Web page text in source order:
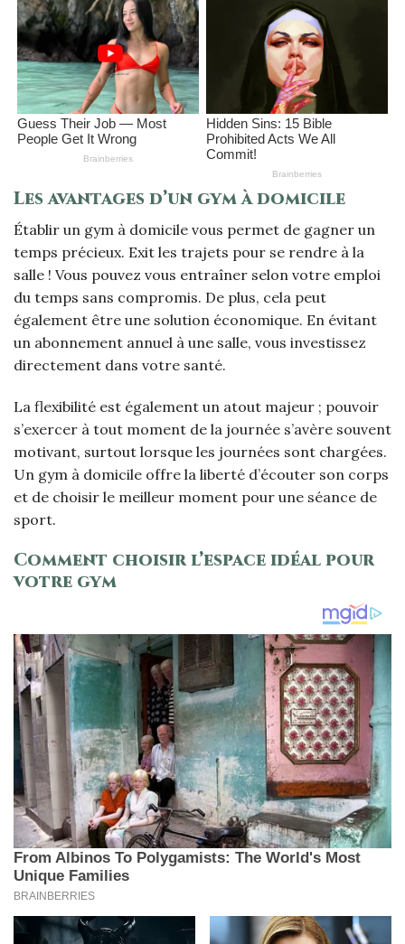
Les avantages d’un gym à domicile
Établir un gym à domicile vous permet de gagner un
temps précieux. Exit les trajets pour se rendre à la
salle ! Vous pouvez vous entraîner selon votre emploi
du temps sans compromis. De plus, cela peut
également être une solution économique. En évitant
un abonnement annuel à une salle, vous investissez
directement dans votre santé.
La flexibilité est également un atout majeur ; pouvoir
s’exercer à tout moment de la journée s’avère souvent
motivant, surtout lorsque les journées sont chargées.
Un gym à domicile offre la liberté d’écouter son corps
et de choisir le meilleur moment pour une séance de
sport.
Comment choisir l’espace idéal pour
votre gym